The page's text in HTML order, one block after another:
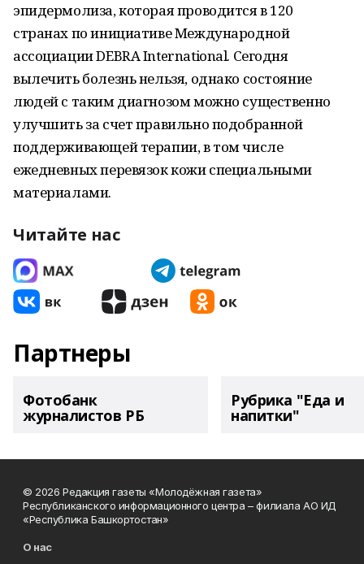
эпидермолиза, которая проводится в 120
странах по инициативе Международной
ассоциации DEBRA International. Сегодня
вылечить болезнь нельзя, однако состояние
людей с таким диагнозом можно существенно
улучшить за счет правильно подобранной
поддерживающей терапии, в том числе
ежедневных перевязок кожи специальными
материалами.
Читайте нас
Партнеры
Фотобанк
журналистов РБ
Рубрика "Еда и
напитки"
© 2026 Редакция газеты «Молодёжная газета»
Республиканского информационного центра – филиала АО ИД
«Республика Башкортостан»
О нас